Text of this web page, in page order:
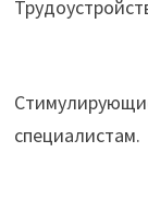
специалистам.